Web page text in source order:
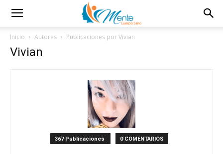
Inicio Autores Publicaciones por Vivian
Vivian
367 Publicaciones 0 COMENTARIOS